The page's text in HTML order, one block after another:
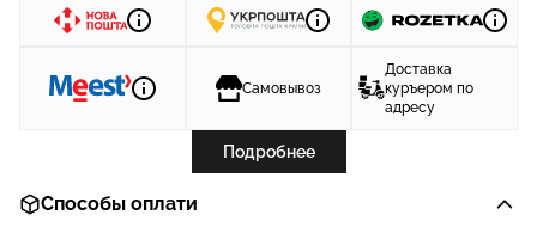
Самовывоз
Доставка
куръером по
адресу
Подробнее
Способы оплати